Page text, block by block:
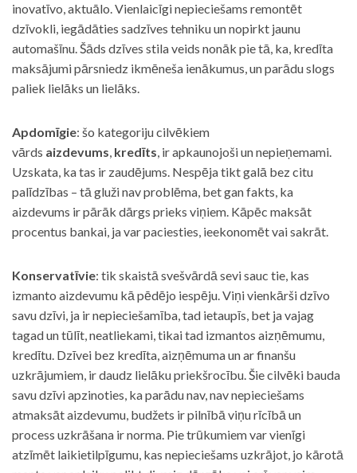
inovatīvo, aktuālo. Vienlaicīgi nepieciešams remontēt
dzīvokli, iegādāties sadzīves tehniku un nopirkt jaunu
automašīnu. Šāds dzīves stila veids nonāk pie tā, ka, kredīta
maksājumi pārsniedz ikmēneša ienākumus, un parādu slogs
paliek lielāks un lielāks.
Apdomīgie: šo kategoriju cilvēkiem
vārds aizdevums, kredīts, ir apkaunojoši un nepieņemami.
Uzskata, ka tas ir zaudējums. Nespēja tikt galā bez citu
palīdzības – tā gluži nav problēma, bet gan fakts, ka
aizdevums ir pārāk dārgs prieks viņiem. Kāpēc maksāt
procentus bankai, ja var paciesties, ieekonomēt vai sakrāt.
Konservatīvie: tik skaistā svešvārdā sevi sauc tie, kas
izmanto aizdevumu kā pēdējo iespēju. Viņi vienkārši dzīvo
savu dzīvi, ja ir nepieciešamība, tad ietaupīs, bet ja vajag
tagad un tūlīt, neatliekami, tikai tad izmantos aizņēmumu,
kredītu. Dzīvei bez kredīta, aizņēmuma un ar finanšu
uzkrājumiem, ir daudz lielāku priekšrocību. Šie cilvēki bauda
savu dzīvi apzinoties, ka parādu nav, nav nepieciešams
atmaksāt aizdevumu, budžets ir pilnībā viņu rīcībā un
process uzkrāšana ir norma. Pie trūkumiem var vienīgi
atzīmēt laikietilpīgumu, kas nepieciešams uzkrājot, jo kārotā